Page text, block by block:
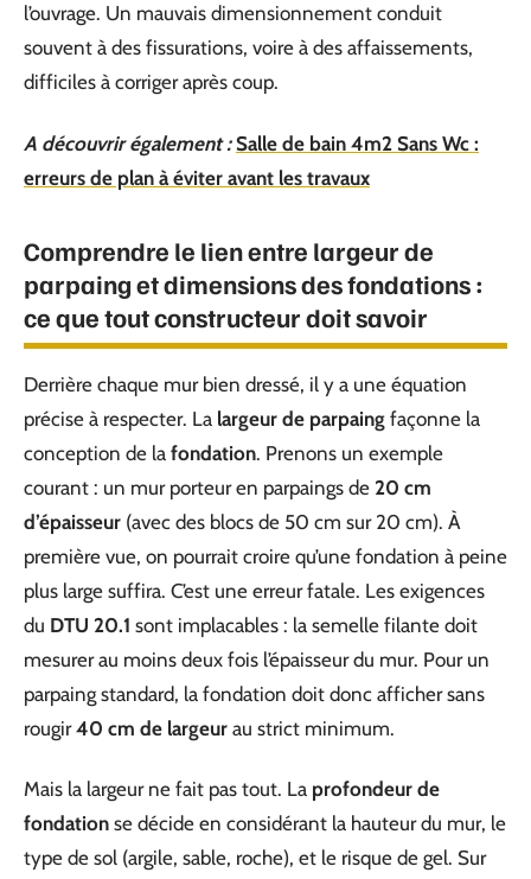
l’ouvrage. Un mauvais dimensionnement conduit
souvent à des fissurations, voire à des affaissements,
difficiles à corriger après coup.
A découvrir également : Salle de bain 4m2 Sans Wc :
erreurs de plan à éviter avant les travaux
Comprendre le lien entre largeur de
parpaing et dimensions des fondations :
ce que tout constructeur doit savoir
Derrière chaque mur bien dressé, il y a une équation
précise à respecter. La largeur de parpaing façonne la
conception de la fondation. Prenons un exemple
courant : un mur porteur en parpaings de 20 cm
d’épaisseur (avec des blocs de 50 cm sur 20 cm). À
première vue, on pourrait croire qu’une fondation à peine
plus large suffira. C’est une erreur fatale. Les exigences
du DTU 20.1 sont implacables : la semelle filante doit
mesurer au moins deux fois l’épaisseur du mur. Pour un
parpaing standard, la fondation doit donc afficher sans
rougir40 cm de largeur au strict minimum.
Mais la largeur ne fait pas tout. La profondeur de
fondation se décide en considérant la hauteur du mur, le
type de sol (argile, sable, roche), et le risque de gel. Sur